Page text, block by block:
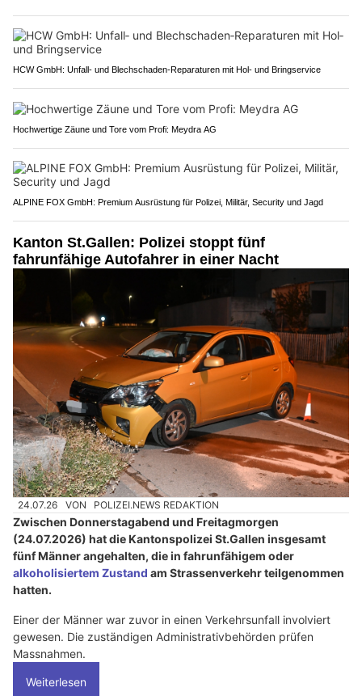
HCW GmbH: Unfall‑ und Blechschaden‑Reparaturen mit Hol‑ und Bringservice
Hochwertige Zäune und Tore vom Profi: Meydra AG
ALPINE FOX GmbH: Premium Ausrüstung für Polizei, Militär, Security und Jagd
Kanton St.Gallen: Polizei stoppt fünf
fahrunfähige Autofahrer in einer Nacht
24.07.26 VON POLIZEI.NEWS REDAKTION
Zwischen Donnerstagabend und Freitagmorgen
(24.07.2026) hat die Kantonspolizei St.Gallen insgesamt
fünf Männer angehalten, die in fahrunfähigem oder
alkoholisiertem Zustand am Strassenverkehr teilgenommen
hatten.
Einer der Männer war zuvor in einen Verkehrsunfall involviert
gewesen. Die zuständigen Administrativbehörden prüfen
Massnahmen.
Weiterlesen